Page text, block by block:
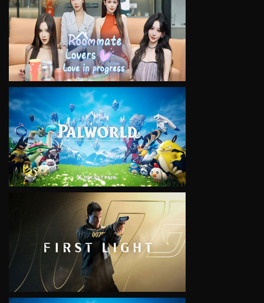
VIEW
VIEW
VIEW